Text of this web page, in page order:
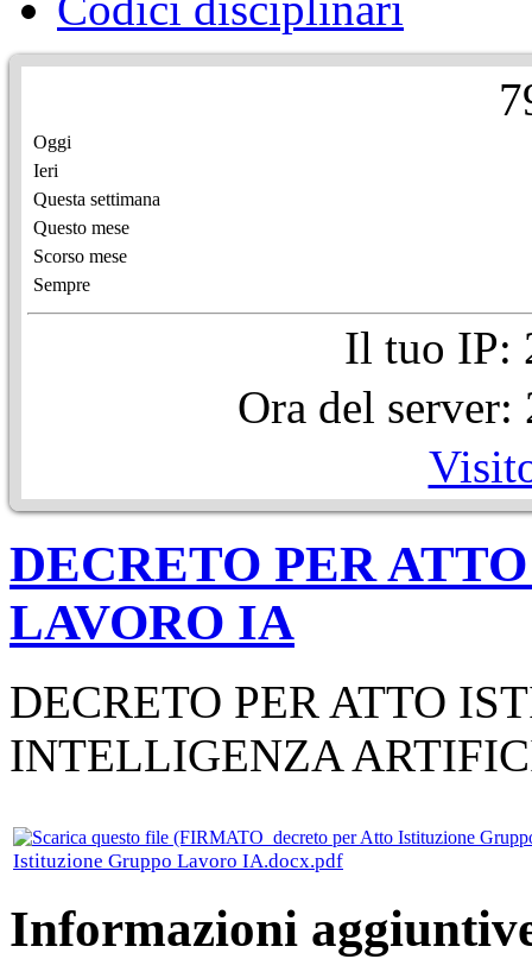
7
Oggi
Ieri
Questa settimana
Questo mese
Scorso mese
Sempre
Il tuo IP:
Ora del
DECRETO PER
LAVORO IA
DECRETO PER ATTO
INTELLIGENZA
Istituzione Gruppo Lavoro IA.docx.pdf
Informazioni